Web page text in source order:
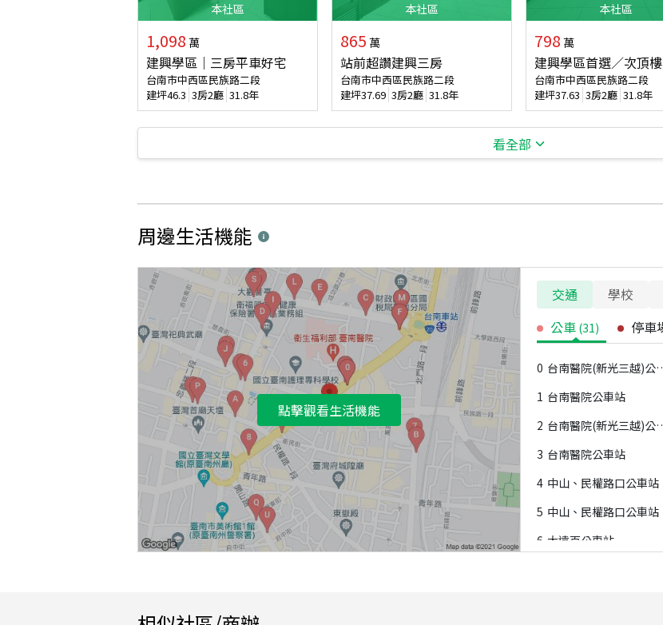
本社區
1,098 萬
建興學區｜三房平車好宅
台南市中西區民族路二段
建坪46.3 3房2廳 31.8年
本社區
865 萬
站前超讚建興三房
台南市中西區民族路二段
建坪37.69 3房2廳 31.8年
本社區
798 萬
建興學區首選／次頂
台南市中西區民族路二段
建坪37.63 3房2廳 31.8年
看全部
周邊生活機能
點擊觀看生活機能
交通 學校
公車 (31) 停車
0 台南醫院(新光三越)公車站
1 台南醫院公車站
2 台南醫院(新光三越)公車站
3 台南醫院公車站
4 中山、民權路口公車站
5 中山、民權路口公車站
6 大遠百公車站